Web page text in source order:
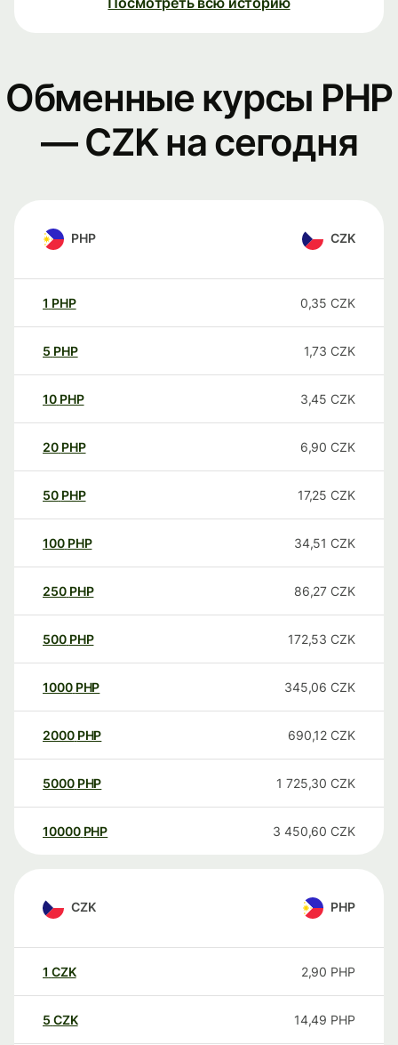
Обменные курсы PHP
— CZK на сегодня
PHP CZK
1 PHP 0,35 CZK
5 PHP 1,73 CZK
10 PHP 3,45 CZK
20 PHP 6,90 CZK
50 PHP 17,25 CZK
100 PHP 34,51 CZK
250 PHP 86,27 CZK
500 PHP 172,53 CZK
1000 PHP 345,06 CZK
2000 PHP 690,12 CZK
5000 PHP 1 725,30 CZK
10000 PHP 3 450,60 CZK
CZK PHP
1 CZK 2,90 PHP
5 CZK 14,49 PHP